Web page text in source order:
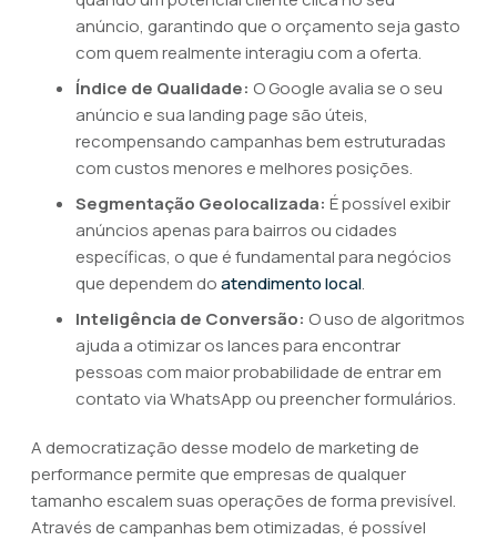
anúncio, garantindo que o orçamento seja gasto
com quem realmente interagiu com a oferta.
Índice de Qualidade: O Google avalia se o seu
anúncio e sua landing page são úteis,
recompensando campanhas bem estruturadas
com custos menores e melhores posições.
Segmentação Geolocalizada: É possível exibir
anúncios apenas para bairros ou cidades
específicas, o que é fundamental para negócios
que dependem doatendimento local.
Inteligência de Conversão: O uso de algoritmos
ajuda a otimizar os lances para encontrar
pessoas com maior probabilidade de entrar em
contato via WhatsApp ou preencher formulários.
A democratização desse modelo de marketing de
performance permite que empresas de qualquer
tamanho escalem suas operações de forma previsível.
Através de campanhas bem otimizadas, é possível